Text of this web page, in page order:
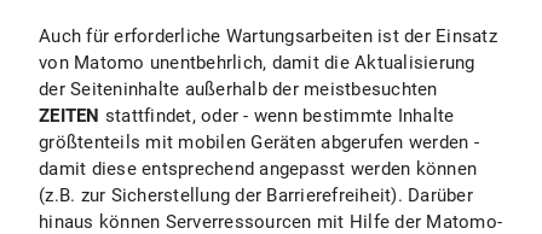
Auch für erforderliche Wartungsarbeiten ist der Einsatz
von Matomo unentbehrlich, damit die Aktualisierung
der Seiteninhalte außerhalb der meistbesuchten
ZEITEN stattfindet, oder - wenn bestimmte Inhalte
größtenteils mit mobilen Geräten abgerufen werden -
damit diese entsprechend angepasst werden können
(z.B. zur Sicherstellung der Barrierefreiheit). Darüber
hinaus können Serverressourcen mit Hilfe der Matomo-